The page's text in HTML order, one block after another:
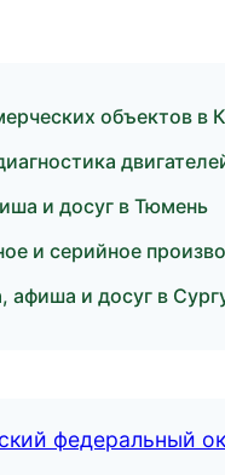
объектов в
и досуг в Тюмень
и серийное
и досуг в
федеральный